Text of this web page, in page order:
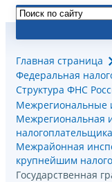
Главная страница
Федеральная
Структура ФНС
Межрегиональные
Межрегиональная
Межрайонная
крупнейшим
Государственная